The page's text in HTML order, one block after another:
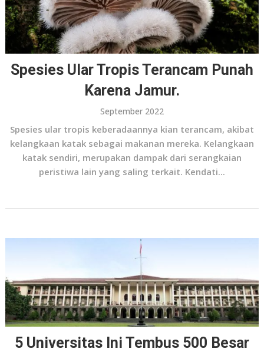
Spesies Ular Tropis Terancam Punah
Karena Jamur.
September 2022
Spesies ular tropis keberadaannya kian terancam, akibat
kelangkaan katak sebagai makanan mereka. Kelangkaan
katak sendiri, merupakan dampak dari serangkaian
peristiwa lain yang saling terkait. Kendati...
5 Universitas Ini Tembus 500 Besar